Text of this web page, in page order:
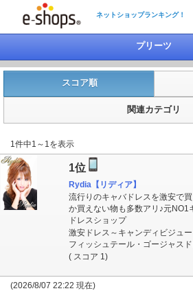
ネットショップランキング！
プリーツ
スコア順
関連カテゴリ
1件中1～1を表示
1位
Rydia【リディア】
流行りのキャバドレスを激安で
か買えない物も多数アリ♪元NO1
ドレスショップ
激安ドレス～キャンディビジュ
フィッシュテール・ゴージャス
( スコア 1)
(2026/8/07 22:22 現在)